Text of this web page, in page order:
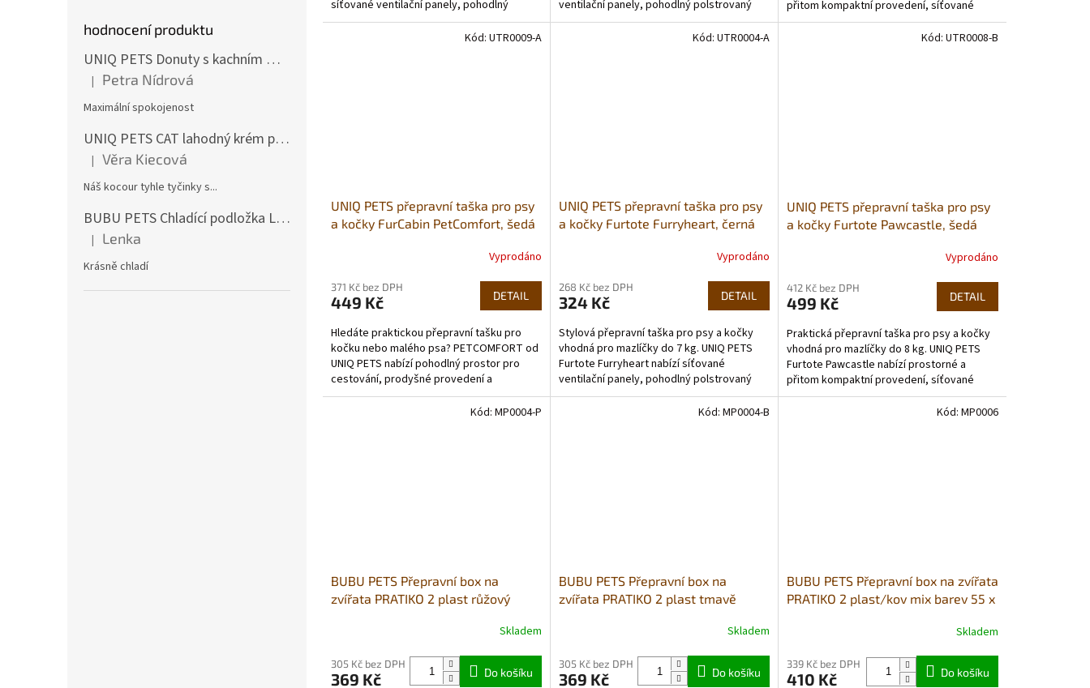
hodnocení produktu
UNIQ PETS Donuty s kachním masem 500g (5ks)
Hodnocení produktu je 5 z 5 hvězdiček.
| Petra Nídrová
Maximální spokojenost
UNIQ PETS CAT lahodný krém pro kočky s hovězím masem a treskou 15g (x50ks)
Hodnocení produktu je 5 z 5 hvězdiček.
| Věra Kiecová
Náš kocour tyhle tyčinky s...
BUBU PETS Chladící podložka L 50x90cm
Hodnocení produktu je 5 z 5 hvězdiček.
| Lenka
Krásně chladí
síťované ventilační panely, pohodlný
polstrovaný interiér,...
ventilační panely, pohodlný polstrovaný
interiér,...
přitom kompaktní provedení, síťované
ventilační panely,...
UNIQ PETS přepravní taška pro psy
a kočky FurCabin PetComfort, šedá
Vyprodáno
371 Kč bez DPH
449 Kč DETAIL
Hledáte praktickou přepravní tašku pro
kočku nebo malého psa? PETCOMFORT od
UNIQ PETS nabízí pohodlný prostor pro
cestování, prodyšné provedení a
kompaktní rozměry, které...
Kód: UTR0009-A
UNIQ PETS přepravní taška pro psy
a kočky Furtote Furryheart, černá
Vyprodáno
268 Kč bez DPH
324 Kč DETAIL
Stylová přepravní taška pro psy a kočky
vhodná pro mazlíčky do 7 kg. UNIQ PETS
Furtote Furryheart nabízí síťované
ventilační panely, pohodlný polstrovaný
vnitřek, bezpečnostní...
Kód: UTR0004-A
UNIQ PETS přepravní taška pro psy
a kočky Furtote Pawcastle, šedá
Vyprodáno
412 Kč bez DPH
499 Kč DETAIL
Praktická přepravní taška pro psy a kočky
vhodná pro mazlíčky do 8 kg. UNIQ PETS
Furtote Pawcastle nabízí prostorné a
přitom kompaktní provedení, síťované
ventilační panely,...
Kód: UTR0008-B
BUBU PETS Přepravní box na
zvířata PRATIKO 2 plast růžový
Skladem
305 Kč bez DPH
369 Kč Do košíku
Kód: MP0004-P
BUBU PETS Přepravní box na
zvířata PRATIKO 2 plast tmavě
Skladem
305 Kč bez DPH
369 Kč Do košíku
Kód: MP0004-B
BUBU PETS Přepravní box na zvířata
PRATIKO 2 plast/kov mix barev 55 x
Skladem
339 Kč bez DPH
410 Kč Do košíku
Kód: MP0006